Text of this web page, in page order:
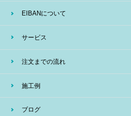
EIBANについて
サービス
注文までの流れ
施工例
ブログ